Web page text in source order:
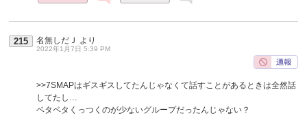
215 名無しだＪ より
2022年1月7日 5:39 PM
>>7SMAPはギスギスしてたんじゃなくて話すことがあるときは全然話
してたし…
ベタベタくっつくのが少ないグループだったんじゃない？